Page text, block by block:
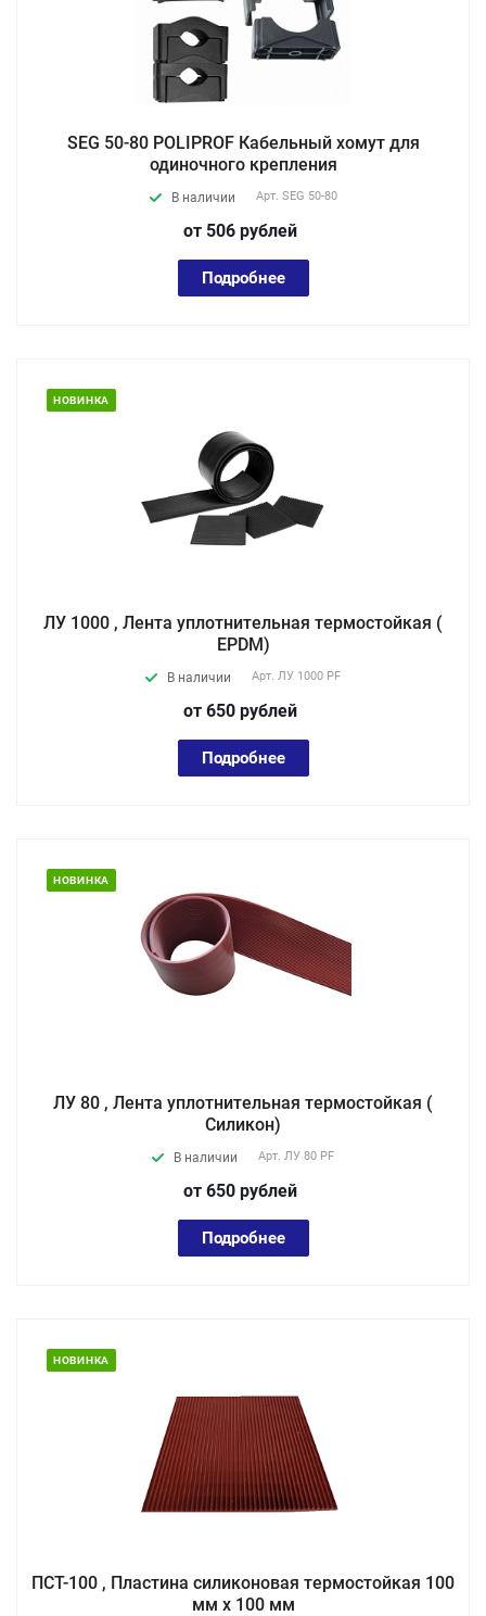
SEG 50-80 POLIPROF Кабельный хомут для
одиночного крепления
В наличии Арт. SEG 50-80
от 506 рублей
Подробнее
НОВИНКА
ЛУ 1000 , Лента уплотнительная термостойкая (
EPDM)
В наличии Арт. ЛУ 1000 PF
от 650 рублей
Подробнее
НОВИНКА
ЛУ 80 , Лента уплотнительная термостойкая (
Силикон)
В наличии Арт. ЛУ 80 PF
от 650 рублей
Подробнее
НОВИНКА
ПСТ-100 , Пластина силиконовая термостойкая 100
мм х 100 мм